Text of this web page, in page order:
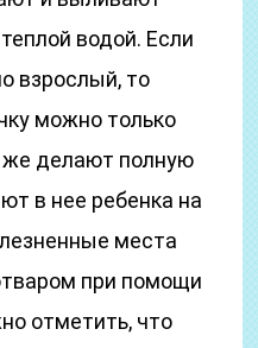
водой. Если
взрослый, то
можно только
делают полную
в нее ребенка на
места
при помощи
отметить, что